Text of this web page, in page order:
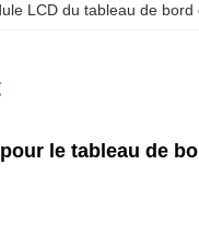
LCD du tableau de
le tableau de